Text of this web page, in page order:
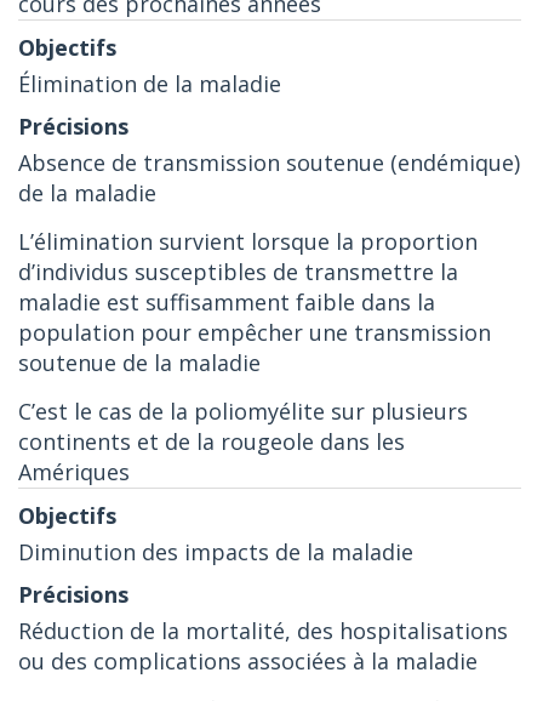
Élimination de la maladie
Absence de transmission soutenue (endémique)
de la maladie
L’élimination survient lorsque la proportion
d’individus susceptibles de transmettre la
maladie est suffisamment faible dans la
population pour empêcher une transmission
soutenue de la maladie
C’est le cas de la poliomyélite sur plusieurs
continents et de la rougeole dans les
Amériques
Diminution des impacts de la maladie
Réduction de la mortalité, des hospitalisations
ou des complications associées à la maladie